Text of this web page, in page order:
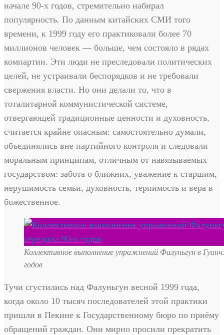
начале 90-х годов, стремительно набирал
популярность. По данным китайских СМИ того
времени, к 1999 году его практиковали более 70
миллионов человек — больше, чем состояло в рядах
компартии. Эти люди не преследовали политических
целей, не устраивали беспорядков и не требовали
свержения власти. Но они делали то, что в
тоталитарной коммунистической системе,
отвергающей традиционные ценности и духовность,
считается крайне опасным: самостоятельно думали,
объединялись вне партийного контроля и следовали
моральным принципам, отличным от навязываемых
государством: забота о ближних, уважение к старшим,
нерушимость семьи, духовность, терпимость и вера в
божественное.
Коллективное выполнение упражнений Фалуньгун в
годов
Тучи сгустились над Фалуньгун весной 1999 года,
когда около 10 тысяч последователей этой практики
пришли в Пекине к Государственному бюро по приёму
обращений граждан. Они мирно просили прекратить